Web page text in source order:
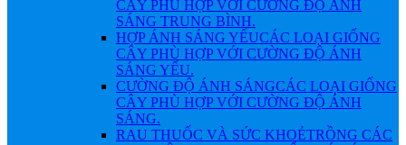
CÂY PHÙ HỢP VỚI CƯỜNG ĐỘ ÁNH
SÁNG TRUNG BÌNH.
HỢP ÁNH SÁNG YẾUCÁC LOẠI GIỐNG
CÂY PHÙ HỢP VỚI CƯỜNG ĐỘ ÁNH
SÁNG YẾU.
CƯỜNG ĐỘ ÁNH SÁNGCÁC LOẠI GIỐNG
CÂY PHÙ HỢP VỚI CƯỜNG ĐỘ ÁNH
SÁNG.
RAU THUỐC VÀ SỨC KHOẺTRỒNG CÁC